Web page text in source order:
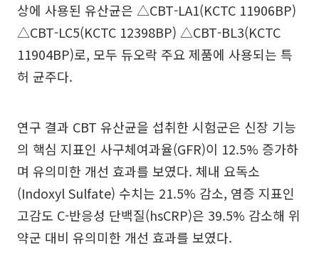
상에 사용된 유산균은 △CBT-LA1(KCTC 11906BP)
△CBT-LC5(KCTC 12398BP) △CBT-BL3(KCTC
11904BP)로, 모두 듀오락 주요 제품에 사용되는 특
허 균주다.
연구 결과 CBT 유산균을 섭취한 시험군은 신장 기능
의 핵심 지표인 사구체여과율(GFR)이 12.5% 증가하
며 유의미한 개선 효과를 보였다. 체내 요독소
(Indoxyl Sulfate) 수치는 21.5% 감소, 염증 지표인
고감도 C-반응성 단백질(hsCRP)은 39.5% 감소해 위
약군 대비 유의미한 개선 효과를 보였다.